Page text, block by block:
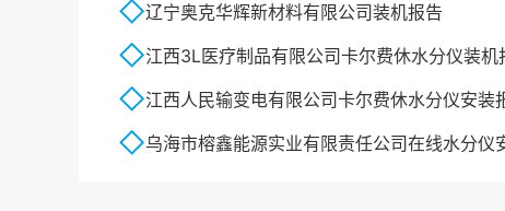
辽宁奥克华辉新材料有限公司装机报告
江西3L医疗制品有限公司卡尔费休水分仪装机
江西人民输变电有限公司卡尔费休水分仪安装
乌海市榕鑫能源实业有限责任公司在线水分仪